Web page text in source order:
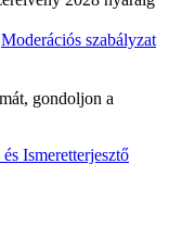
Moderációs szabályzat
gondoljon a
Ismeretterjesztő